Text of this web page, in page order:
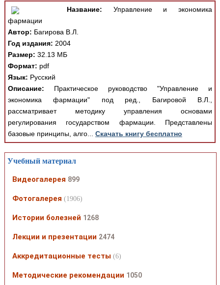
Название: Управление и экономика
фармации
Автор: Багирова В.Л.
Год издания: 2004
Размер: 32.13 МБ
Формат: pdf
Язык: Русский
Описание: Практическое руководство "Управление и
экономика фармации" под ред., Багировой В.Л.,
рассматривает методику управления основами
регулирования государством фармации. Представлены
базовые принципы, алго... Скачать книгу бесплатно
Учебный материал
Видеогалерея 899
Фотогалерея (1906)
Истории болезней 1268
Лекции и презентации 2474
Аккредитационные тесты (6)
Методические рекомендации 1050